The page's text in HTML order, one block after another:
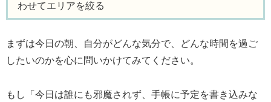
わせてエリアを絞る
まずは今日の朝、自分がどんな気分で、どんな時間を過ご
したいのかを心に問いかけてみてください。
もし「今日は誰にも邪魔されず、手帳に予定を書き込みな